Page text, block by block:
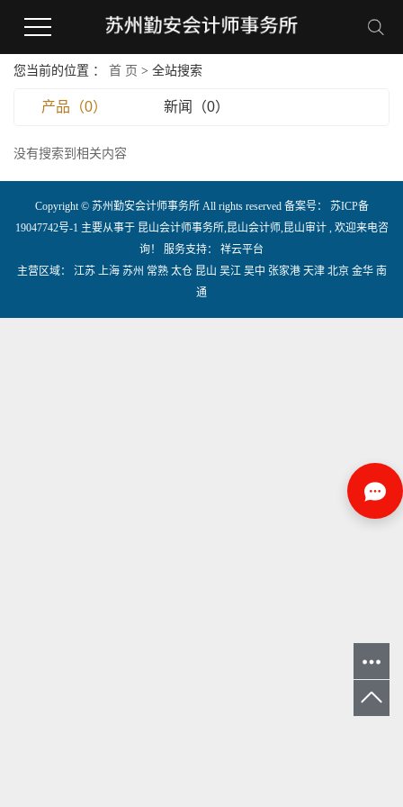
您当前的位置 ： 首 页 > 全站搜索
产品（0） 新闻（0）
没有搜索到相关内容
Copyright © 苏州勤安会计师事务所 All rights reserved 备案号：
苏ICP备
19047742号-1 主要从事于 昆山会计师事务所,昆山会计师,昆山审计, 欢迎来电咨
询！ 服务支持：
祥云平台
主营区域： 江苏 上海 苏州 常熟 太仓 昆山 吴江 吴中 张家港 天津 北京 金华 南
通